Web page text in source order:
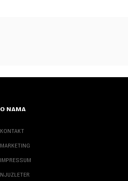
O NAMA
KONTAKT
MARKETING
IMPRESSUM
NJUZLETER